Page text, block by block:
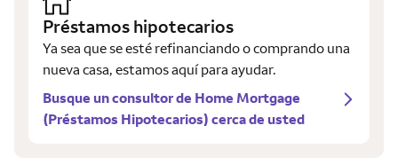
Préstamos hipotecarios
Ya sea que se esté refinanciando o comprando una
nueva casa, estamos aquí para ayudar.
Busque un consultor de Home Mortgage
(Préstamos Hipotecarios) cerca de usted